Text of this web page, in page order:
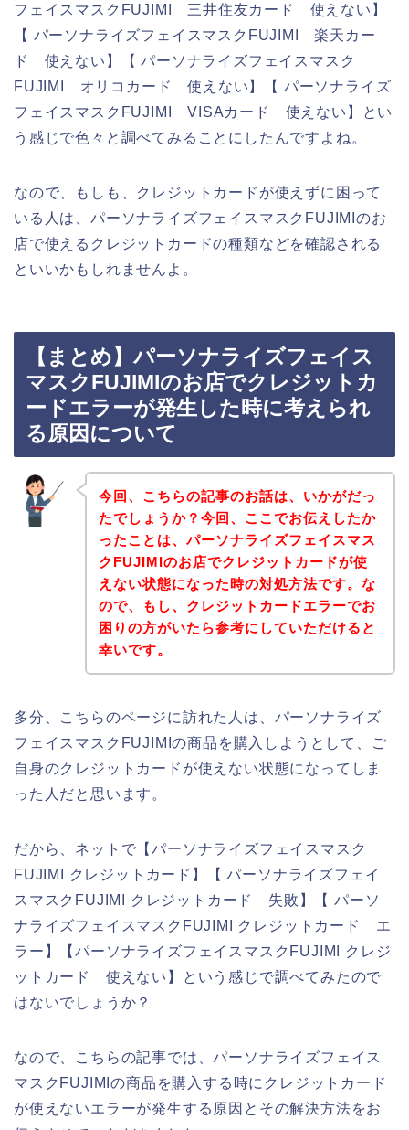
フェイスマスクFUJIMI 三井住友カード 使えない】
【 パーソナライズフェイスマスクFUJIMI 楽天カー
ド 使えない】【 パーソナライズフェイスマスク
FUJIMI オリコカード 使えない】【 パーソナライズ
フェイスマスクFUJIMI VISAカード 使えない】とい
う感じで色々と調べてみることにしたんですよね。
なので、もしも、クレジットカードが使えずに困って
いる人は、パーソナライズフェイスマスクFUJIMIのお
店で使えるクレジットカードの種類などを確認される
といいかもしれませんよ。
【まとめ】パーソナライズフェイス
マスクFUJIMIのお店でクレジットカ
ードエラーが発生した時に考えられ
る原因について
今回、こちらの記事のお話は、いかがだっ
たでしょうか？今回、ここでお伝えしたか
ったことは、パーソナライズフェイスマス
クFUJIMIのお店でクレジットカードが使
えない状態になった時の対処方法です。な
ので、もし、クレジットカードエラーでお
困りの方がいたら参考にしていただけると
幸いです。
多分、こちらのページに訪れた人は、パーソナライズ
フェイスマスクFUJIMIの商品を購入しようとして、ご
自身のクレジットカードが使えない状態になってしま
った人だと思います。
だから、ネットで【パーソナライズフェイスマスク
FUJIMI クレジットカード】【 パーソナライズフェイ
スマスクFUJIMI クレジットカード 失敗】【 パーソ
ナライズフェイスマスクFUJIMI クレジットカード エ
ラー】【パーソナライズフェイスマスクFUJIMI クレジ
ットカード 使えない】という感じで調べてみたので
はないでしょうか？
なので、こちらの記事では、パーソナライズフェイス
マスクFUJIMIの商品を購入する時にクレジットカード
が使えないエラーが発生する原因とその解決方法をお